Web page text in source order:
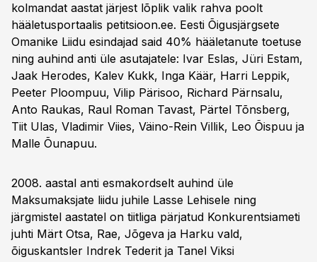
kolmandat aastat järjest lõplik valik rahva poolt
hääletusportaalis petitsioon.ee. Eesti Õigusjärgsete
Omanike Liidu esindajad said 40% hääletanute toetuse
ning auhind anti üle asutajatele: Ivar Eslas, Jüri Estam,
Jaak Herodes, Kalev Kukk, Inga Käär, Harri Leppik,
Peeter Ploompuu, Vilip Pärisoo, Richard Pärnsalu,
Anto Raukas, Raul Roman Tavast, Pärtel Tõnsberg,
Tiit Ulas, Vladimir Viies, Väino-Rein Villik, Leo Õispuu ja
Malle Õunapuu.
2008. aastal anti esmakordselt auhind üle
Maksumaksjate liidu juhile Lasse Lehisele ning
järgmistel aastatel on tiitliga pärjatud Konkurentsiameti
juhti Märt Otsa, Rae, Jõgeva ja Harku vald,
õiguskantsler Indrek Tederit ja Tanel Viksi